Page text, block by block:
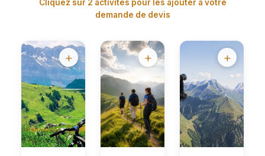
Cliquez sur 2 activités pour les ajouter à votre
demande de devis